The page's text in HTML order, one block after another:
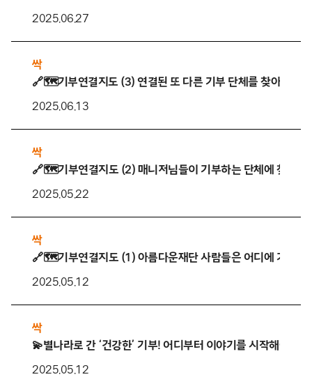
2025.06.27
싹
🔗🗺️️기부연결지도 (3) 연결된 또 다른 기부 단체를 찾아서! 이
2025.06.13
싹
🔗🗺️기부연결지도 (2) 매니저님들이 기부하는 단체에 찾아가
2025.05.22
싹
🔗🗺️기부연결지도 (1) 아름다운재단 사람들은 어디에 기부할
2025.05.12
싹
💫별나라로 간 ‘건강한’ 기부! 어디부터 이야기를 시작해야할
2025.05.12